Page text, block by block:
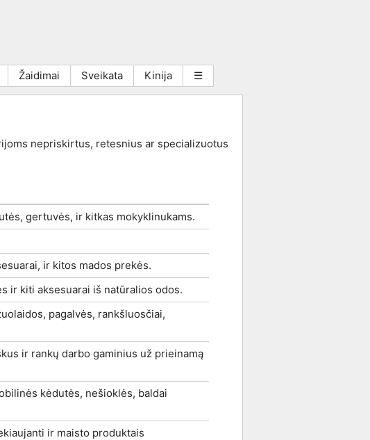
Žaidimai Sveikata Kinija ☰
nepriskirtus, retesnius ar specializuotus
gertuvės, ir kitkas mokyklinukams.
ir kitos mados prekės.
ir kiti aksesuarai iš natūralios odos.
pagalvės, rankšluosčiai,
ir rankų darbo gaminius už prieinamą
kėdutės, nešioklės, baldai
ir maisto produktais